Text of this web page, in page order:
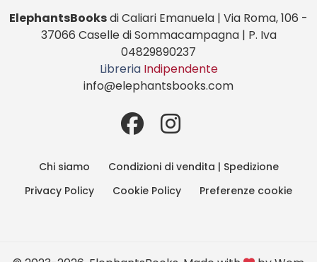
ElephantsBooksdi Caliari Emanuela | Via Roma, 106 -
37066 Caselle di Sommacampagna | P. Iva
04829890237
Libreria Indipendente
info@elephantsbooks.com
Chi siamo
Condizioni di vendita | Spedizione
Privacy Policy
Cookie Policy Preferenze cookie